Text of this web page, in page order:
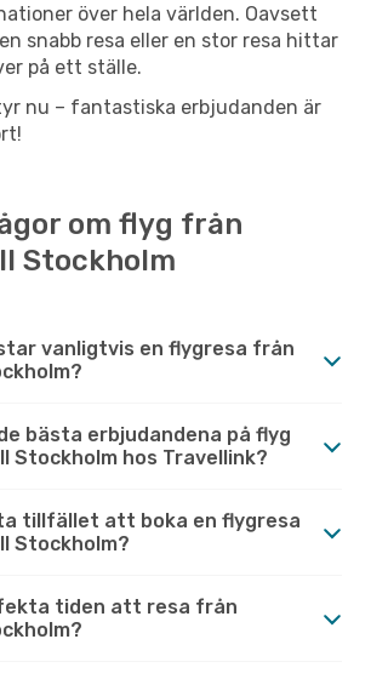
över hela världen. Oavsett
snabb resa eller en stor resa hittar
på ett ställe.
nu – fantastiska erbjudanden är
om flyg från
Stockholm
vanligtvis en flygresa från
bästa erbjudandena på flyg
Stockholm hos Travellink?
tillfället att boka en flygresa
Stockholm?
tiden att resa från